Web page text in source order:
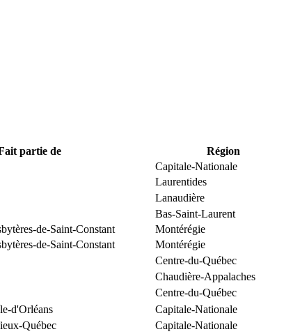
partie de Région
Capitale-Nationale
Laurentides
Lanaudière
Bas-Saint-Laurent
de-Saint-Constant Montérégie
de-Saint-Constant Montérégie
Centre-du-Québec
Chaudière-Appalaches
Centre-du-Québec
d'Orléans Capitale-Nationale
Québec Capitale-Nationale